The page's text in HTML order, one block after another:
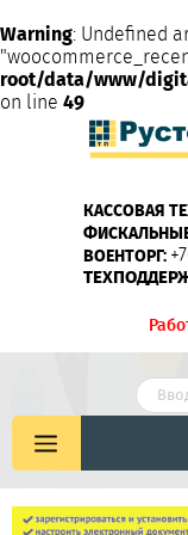
Warning: Undefined
root/data/www/
on line 49
КАССОВАЯ
ВОЕНТОРГ: